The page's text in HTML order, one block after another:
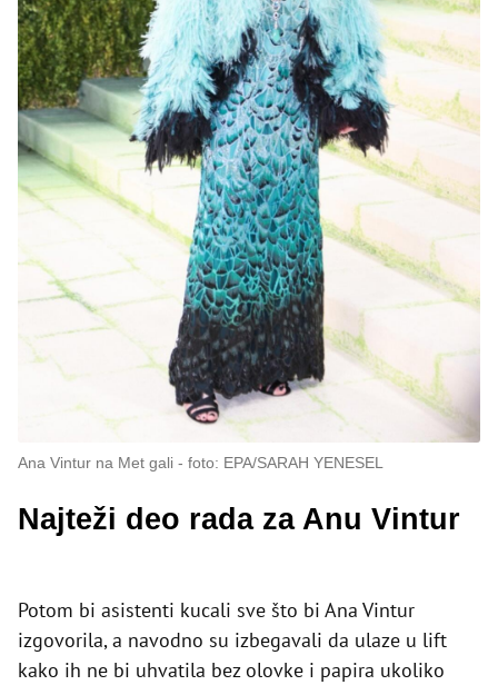
Ana Vintur na Met gali foto: EPA/SARAH YENESEL
Najteži deo rada za Anu Vintur
Potom bi asistenti kucali sve što bi Ana Vintur
izgovorila, a navodno su izbegavali da ulaze u lift
kako ih ne bi uhvatila bez olovke i papira ukoliko